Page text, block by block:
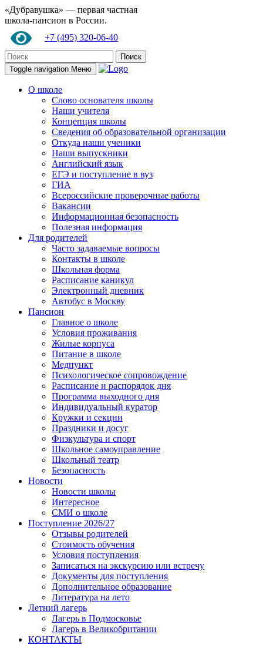
«Дубравушка» — первая частная
школа-пансион в России.
+7 (495) 320-06-40
Поиск
Toggle navigation Меню
О школе
Слово основателя школы
Наши учителя
Концепция школы
Сведения об образовательной организации
Откуда наши ученики
Наши выпускники
Английский язык
ЕГЭ и поступление в вуз
ГИА
Всероссийские проверочные работы
Вакансии
Информационная безопасность
Полезная информация
Для родителей
Часто задаваемые вопросы
Контакты в школе
Школьная форма
Расписание каникул
Электронный дневник
Автобус в Москву
Пансион
Главное о школе
Условия проживания
Жилые корпуса
Питание в школе
Медпункт
Психологическое сопровождение
Расписание и распорядок дня
Программа выходного дня
Индивидуальный куратор
Кружки и секции
Праздники и досуг
Физкультура и спорт
Школьное самоуправление
Школьный театр
Безопасность
Новости
Новости школы
Интересное
СМИ о школе
Поступление 2026/27
Отзывы родителей
Стоимость обучения
Условия поступления
Записаться на экскурсию или встречу
Документы для поступления
Дополнительное образование
Литература на лето
Летний лагерь
Лагерь в Подмосковье
Лагерь в Великобритании
КОНТАКТЫ